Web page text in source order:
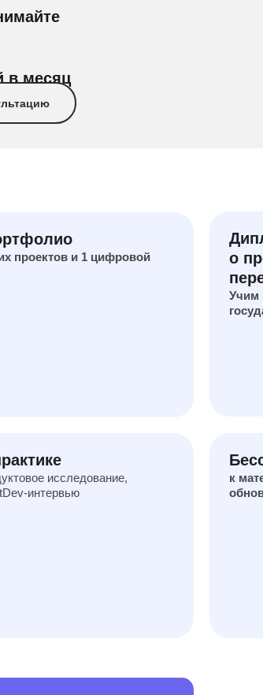
в месяц
исследование,
интервью
проектов и 1 цифровой
о
Учим
к